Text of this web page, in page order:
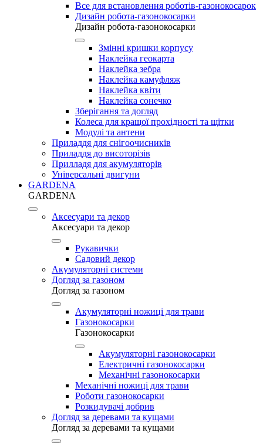
Все для встановлення роботів-газонокосарок
Дизайн робота-газонокосарки
Дизайн робота-газонокосарки
Змінні кришки корпусу
Наклейка геокарта
Наклейка зебра
Наклейка камуфляж
Наклейка квіти
Наклейка сонечко
Зберігання та догляд
Колеса для кращої прохідності та щітки
Модулі та антени
Приладдя для снігоочисників
Приладдя до висоторізів
Прилладя для акумуляторів
Універсальні двигуни
GARDENA
GARDENA
Аксесуари та декор
Аксесуари та декор
Рукавички
Садовий декор
Акумуляторні системи
Догляд за газоном
Догляд за газоном
Акумуляторні ножиці для трави
Газонокосарки
Газонокосарки
Акумуляторні газонокосарки
Електричні газонокосарки
Механічні газонокосарки
Механічні ножиці для трави
Роботи газонокосарки
Розкидувачі добрив
Догляд за деревами та кущами
Догляд за деревами та кущами